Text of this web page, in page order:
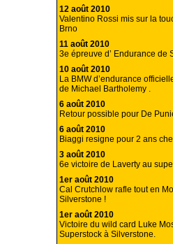
12 août 2010
Valentino Rossi mis sur la
Brno
11 août 2010
3e épreuve d’ Endurance de
10 août 2010
La BMW d’endurance
de Michael Bartholemy .
6 août 2010
Retour possible pour De
6 août 2010
Biaggi resigne pour 2 ans
3 août 2010
6e victoire de Laverty au
1er août 2010
Cal Crutchlow rafle tout en
Silverstone !
1er août 2010
Victoire du wild card Luke
Superstock à Silverstone.